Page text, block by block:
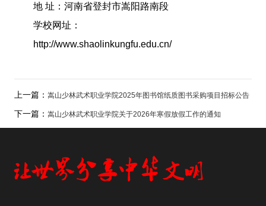
地 址：河南省登封市嵩阳路南段
学校网址：
http://www.shaolinkungfu.edu.cn/
上一篇： 嵩山少林武术职业学院2025年图书馆纸质图书采购项目招标公告
下一篇： 嵩山少林武术职业学院关于2026年寒假放假工作的通知